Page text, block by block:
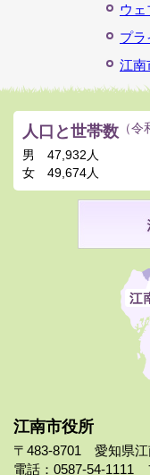
ウェ
プラ
江南
江南市役所
〒483-8701 愛知県江
電話：0587-54-1111
人口と世帯数 （
男
47,932人
女
49,674人